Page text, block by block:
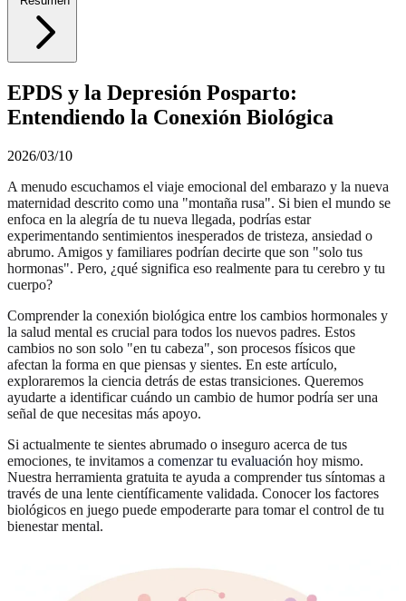
EPDS y la Depresión Posparto:
Entendiendo la Conexión Biológica
2026/03/10
A menudo escuchamos el viaje emocional del embarazo y la nueva
maternidad descrito como una "montaña rusa". Si bien el mundo se
enfoca en la alegría de tu nueva llegada, podrías estar
experimentando sentimientos inesperados de tristeza, ansiedad o
abrumo. Amigos y familiares podrían decirte que son "solo tus
hormonas". Pero, ¿qué significa eso realmente para tu cerebro y tu
cuerpo?
Comprender la conexión biológica entre los cambios hormonales y
la salud mental es crucial para todos los nuevos padres. Estos
cambios no son solo "en tu cabeza", son procesos físicos que
afectan la forma en que piensas y sientes. En este artículo,
exploraremos la ciencia detrás de estas transiciones. Queremos
ayudarte a identificar cuándo un cambio de humor podría ser una
señal de que necesitas más apoyo.
Si actualmente te sientes abrumado o inseguro acerca de tus
emociones, te invitamos a comenzar tu evaluación hoy mismo.
Nuestra herramienta gratuita te ayuda a comprender tus síntomas a
través de una lente científicamente validada. Conocer los factores
biológicos en juego puede empoderarte para tomar el control de tu
bienestar mental.